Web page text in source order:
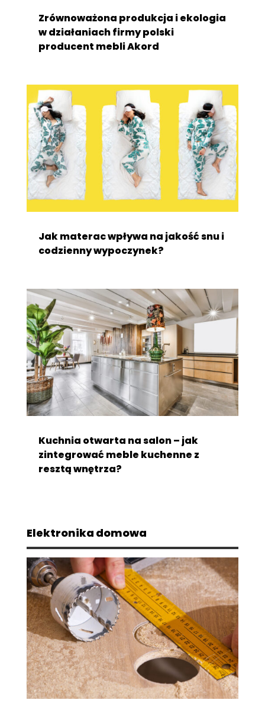
Zrównoważona produkcja i ekologia
w działaniach firmy polski
producent mebli Akord
Jak materac wpływa na jakość snu i
codzienny wypoczynek?
Kuchnia otwarta na salon – jak
zintegrować meble kuchenne z
resztą wnętrza?
Elektronika domowa